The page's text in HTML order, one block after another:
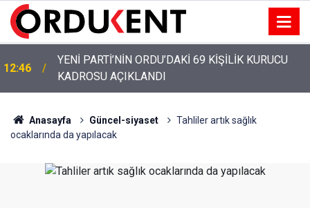
12:46
YENİ PARTİ’NİN ORDU’DAKİ 69 KİŞİLİK KURUCU
KADROSU AÇIKLANDI
12:22
YENİ PARTİ ALTINORDU’DA KURUCU YÖNETİMİNİ
AÇIKLADI
Anasayfa Güncel-siyaset
Tahliler artık sağlık
ocaklarında da yapılacak